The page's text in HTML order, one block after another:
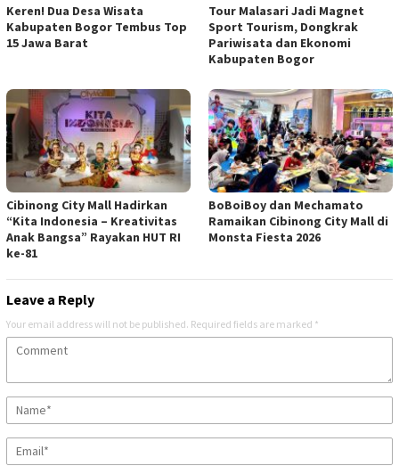
Keren! Dua Desa Wisata
Kabupaten Bogor Tembus Top
15 Jawa Barat
Tour Malasari Jadi Magnet
Sport Tourism, Dongkrak
Pariwisata dan Ekonomi
Kabupaten Bogor
Cibinong City Mall Hadirkan
“Kita Indonesia – Kreativitas
Anak Bangsa” Rayakan HUT RI
ke-81
BoBoiBoy dan Mechamato
Ramaikan Cibinong City Mall di
Monsta Fiesta 2026
Leave a Reply
Your email address will not be published. Required fields are marked *